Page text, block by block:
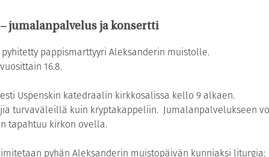
jumalanpalvelus ja konsertti
pappismarttyyri Aleksanderin muistolle.
16.8.
Uspenskin katedraalin kirkkosalissa kello 9 alkaen.
turvaväleillä kuin kryptakappeliin. Jumalanpalvelukseen
tapahtuu kirkon ovella.
pyhän Aleksanderin muistopäivän kunniaksi liturgia: